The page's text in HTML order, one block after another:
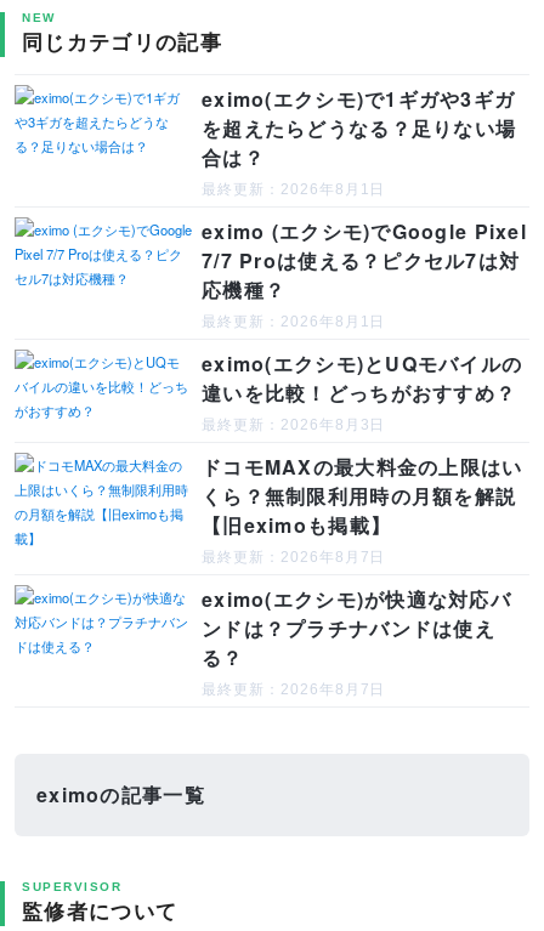
NEW
同じカテゴリの記事
eximo(エクシモ)で1ギガや3ギガ
を超えたらどうなる？足りない場
合は？
最終更新：2026年8月1日
eximo (エクシモ)でGoogle Pixel
7/7 Proは使える？ピクセル7は対
応機種？
最終更新：2026年8月1日
eximo(エクシモ)とUQモバイルの
違いを比較！どっちがおすすめ？
最終更新：2026年8月3日
ドコモMAXの最大料金の上限はい
くら？無制限利用時の月額を解説
【旧eximoも掲載】
最終更新：2026年8月7日
eximo(エクシモ)が快適な対応バ
ンドは？プラチナバンドは使え
る？
最終更新：2026年8月7日
eximoの記事一覧
SUPERVISOR
監修者について